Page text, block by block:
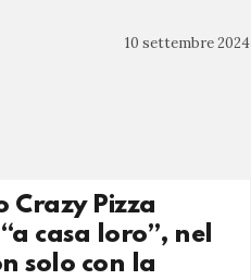
10 settembre 2024
Crazy Pizza
casa loro”, nel
solo con la